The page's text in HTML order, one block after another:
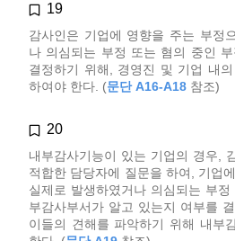
19
감사인은 기업에 영향을 주는 부정
나 의심되는 부정 또는 혐의 중인
결정하기 위해, 경영진 및 기업 내
하여야 한다. (문단 A16-A18 참조)
20
내부감사기능이 있는 기업의 경우,
적합한 담당자에 질문을 하여, 기업
실제로 발생하였거나 의심되는 부
부감사부서가 알고 있는지 여부를
이들의 견해를 파악하기 위해 내부